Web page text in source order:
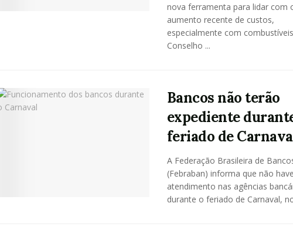
nova ferramenta para lidar com
aumento recente de custos,
especialmente com
Conselho ...
Bancos não terão
expediente
feriado de
A Federação Brasileira de
(Febraban) informa que não
atendimento nas agências
durante o feriado de Carnaval,